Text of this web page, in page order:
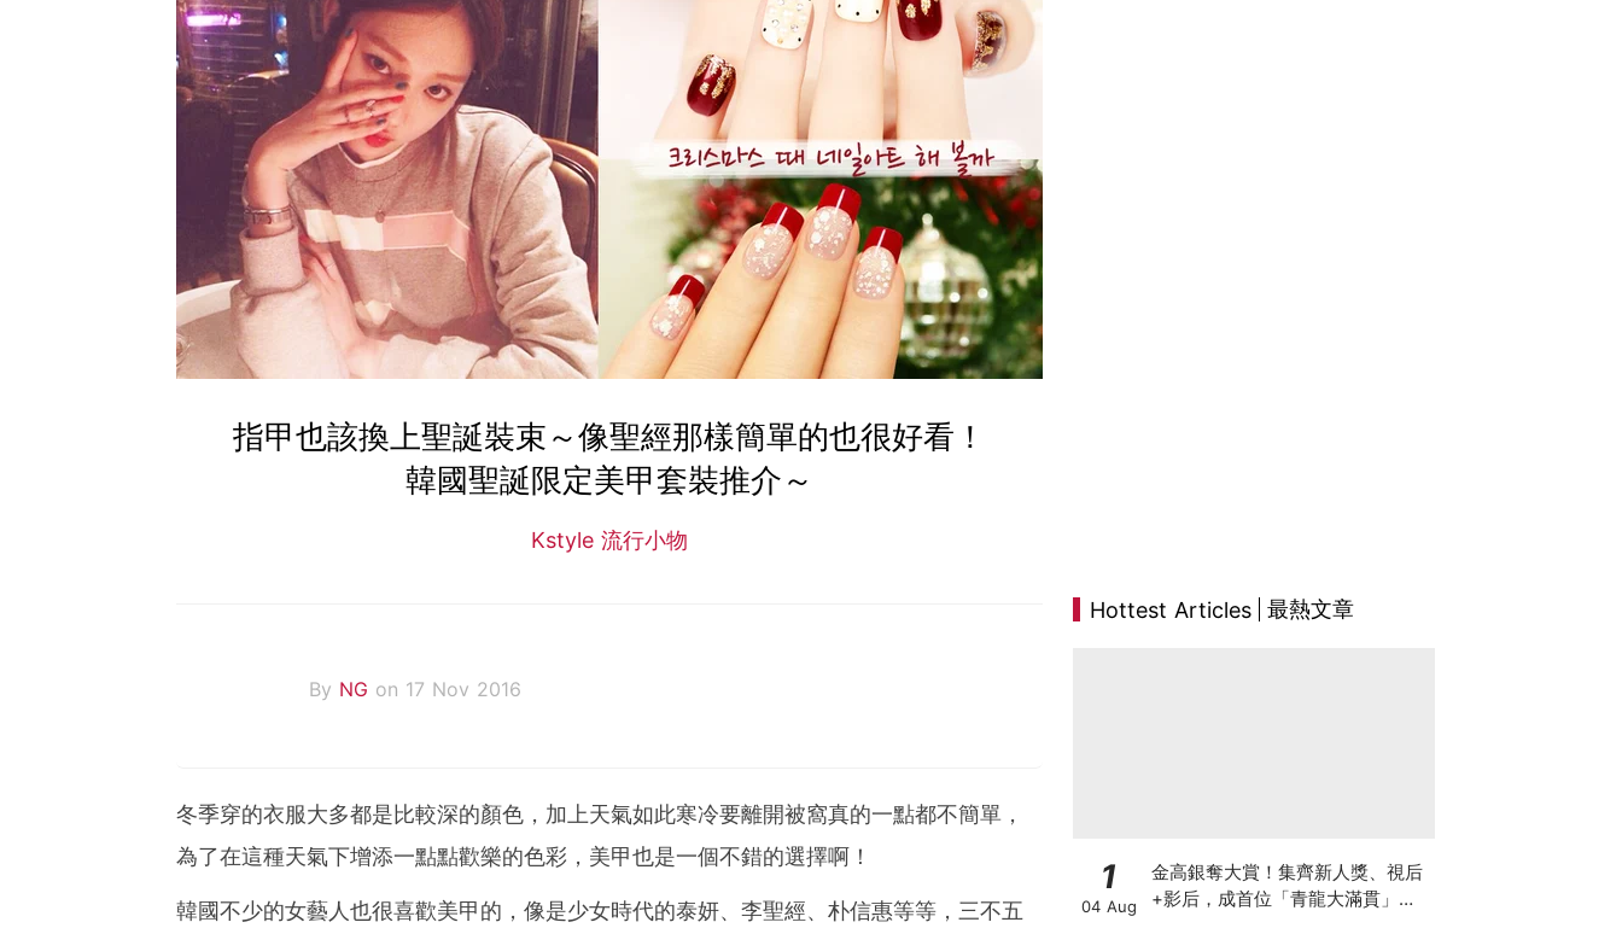
指甲也該換上聖誕裝束～像聖經那樣簡單的也很好看！
韓國聖誕限定美甲套裝推介～
Kstyle 流行小物
By NG on 17 Nov 2016
冬季穿的衣服大多都是比較深的顏色，加上天氣如此寒冷要離開被窩真的一點都不簡單，
為了在這種天氣下增添一點點歡樂的色彩，美甲也是一個不錯的選擇啊！
韓國不少的女藝人也很喜歡美甲的，像是少女時代的泰妍、李聖經、朴信惠等等，三不五
Hottest Articles 最熱文章
1
04 Aug
金高銀奪大賞！集齊新人獎、視后
+影后，成首位「青龍大滿貫」得